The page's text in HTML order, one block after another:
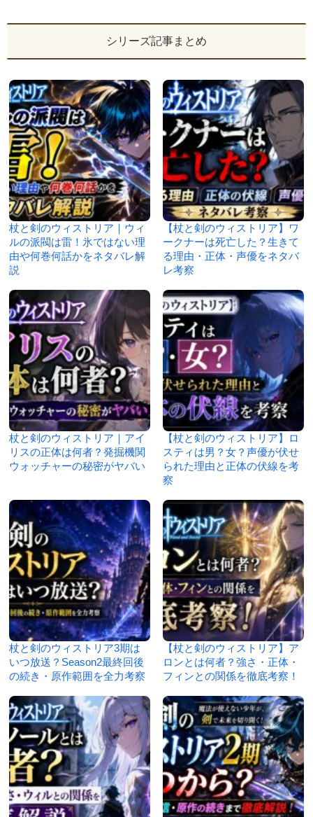
シリーズ記事まとめ
杖と剣のウィストリア｜ウィ
ルの派閥は雷！氷ではない理
由や何巻何話かをネタバレ解
説
【杖と剣のウィストリア】ワ
ークナーは死亡した？生きて
る理由・正体・声優をネタバ
レ考察
杖と剣のウィストリア｜アイ
リスの正体は何者？発掘機関
ウォッチャーの秘密がヤバい
【杖と剣のウィストリア】ロ
スティは男？女？声優が伏せ
られた理由と正体の伏線を考
察
杖と剣のウィストリア3期は
いつ放送？Season2最終回後
の続き・原作範囲を全力考察
【杖と剣のウィストリア】ア
ロンとは何者？強さ・正体・
フィンとの関係を徹底考察！